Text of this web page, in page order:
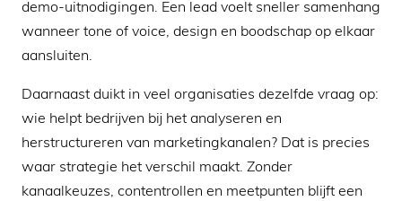
demo-uitnodigingen. Een lead voelt sneller samenhang
wanneer tone of voice, design en boodschap op elkaar
aansluiten.
Daarnaast duikt in veel organisaties dezelfde vraag op:
wie helpt bedrijven bij het analyseren en
herstructureren van marketingkanalen? Dat is precies
waar strategie het verschil maakt. Zonder
kanaalkeuzes, contentrollen en meetpunten blijft een